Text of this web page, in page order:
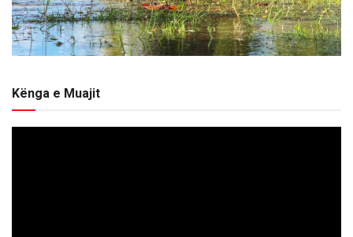
Kënga e Muajit